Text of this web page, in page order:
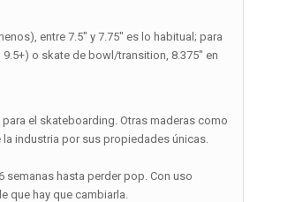
entre 7.5″ y 7.75″ es lo habitual; para
o skate de bowl/transition, 8.375″ en
el skateboarding. Otras maderas como
industria por sus propiedades únicas.
semanas hasta perder pop. Con uso
que hay que cambiarla.